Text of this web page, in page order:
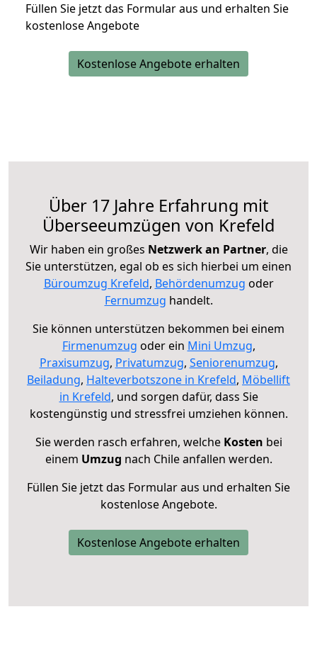
Füllen Sie jetzt das Formular aus und erhalten Sie
kostenlose Angebote
Kostenlose Angebote erhalten
Über 17 Jahre Erfahrung mit
Überseeumzügen von Krefeld
Wir haben ein großes Netzwerk an Partner, die
Sie unterstützen, egal ob es sich hierbei um einen
Büroumzug Krefeld, Behördenumzug oder
Fernumzug handelt.
Sie können unterstützen bekommen bei einem
Firmenumzug oder ein Mini Umzug,
Praxisumzug, Privatumzug, Seniorenumzug,
Beiladung, Halteverbotszone in Krefeld, Möbellift
in Krefeld, und sorgen dafür, dass Sie
kostengünstig und stressfrei umziehen können.
Sie werden rasch erfahren, welche Kosten bei
einem Umzug nach Chile anfallen werden.
Füllen Sie jetzt das Formular aus und erhalten Sie
kostenlose Angebote.
Kostenlose Angebote erhalten